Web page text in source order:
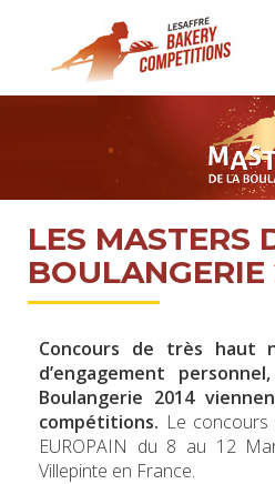
LES MASTERS
BOULANGERIE
Concours de très haut
d’engagement
Boulangerie 2014
compétitions. Le concours
EUROPAIN du 8 au 12
Villepinte en France.